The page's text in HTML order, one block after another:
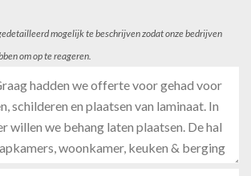
mogelijk te beschrijven zodat onze bedrijven
om op te reageren.